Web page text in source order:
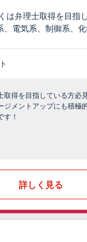
は弁理士取得を目指
、電気系、制御系、
得を目指している方必
ジメントアップにも積極
す！
詳しく見る